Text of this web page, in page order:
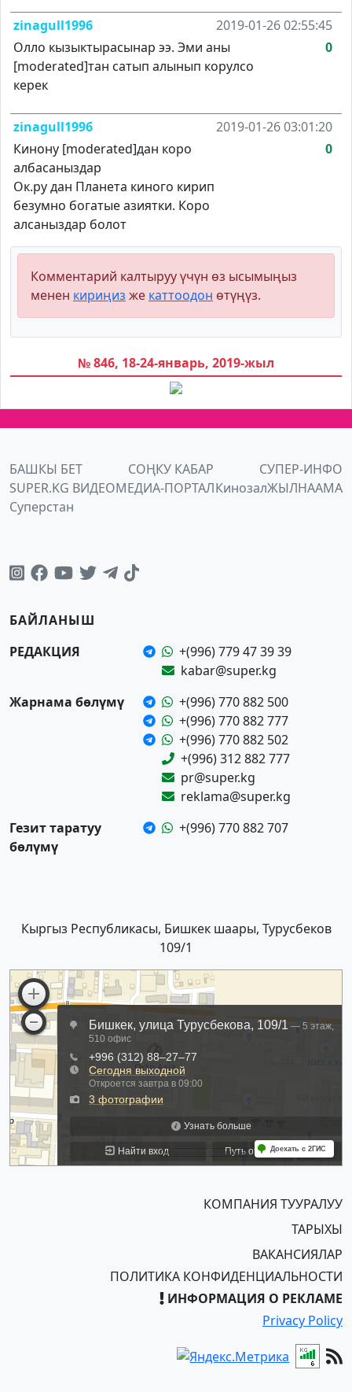
zinagull1996
2019-01-26 02:55:45
Олло кызыктырасынар ээ. Эми аны
[moderated]тан сатып алынып корулсо
керек
0
zinagull1996
2019-01-26 03:01:20
Кинону [moderated]дан коро
албасаныздар
Ок.ру дан Планета киного кирип
безумно богатые азиятки. Коро
алсаныздар болот
0
Комментарий калтыруу үчүн өз ысымыңыз
менен кириңиз же каттоодон өтүңүз.
№ 846, 18-24-январь, 2019-жыл
БАШКЫ БЕТ СОҢКУ КАБАР
СУПЕР-ИНФО
SUPER.KG ВИДЕОМЕДИА-ПОРТАЛКинозалЖЫЛНААМА
Суперстан
БАЙЛАНЫШ
РЕДАКЦИЯ
+(996) 779 47 39 39
kabar@super.kg
Жарнама бөлүмү
+(996) 770 882 500
+(996) 770 882 777
+(996) 770 882 502
+(996) 312 882 777
pr@super.kg
reklama@super.kg
Гезит таратуу
бөлүмү
+(996) 770 882 707
Кыргыз Республикасы, Бишкек шаары, Турусбеков
109/1
КОМПАНИЯ ТУУРАЛУУ
ТАРЫХЫ
ВАКАНСИЯЛАР
ПОЛИТИКА КОНФИДЕНЦИАЛЬНОСТИ
ИНФОРМАЦИЯ О РЕКЛАМЕ
Privacy Policy